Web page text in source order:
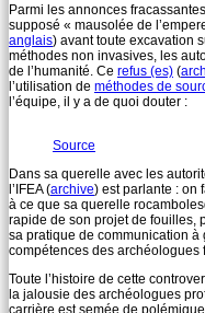
Parmi les annonces
supposé « mausolée de
anglais) avant toute excavation
méthodes non invasives, les
de l’humanité. Ce refus (es) (
l’utilisation de méthodes de
l’équipe, il y a de quoi douter :
Source
Dans sa querelle avec les
l’IFEA (archive) est parlante : on
à ce que sa querelle
rapide de son projet de fouilles,
sa pratique de communication à
compétences des archéologues
Toute l’histoire de cette
la jalousie des archéologues
carrière est semée de